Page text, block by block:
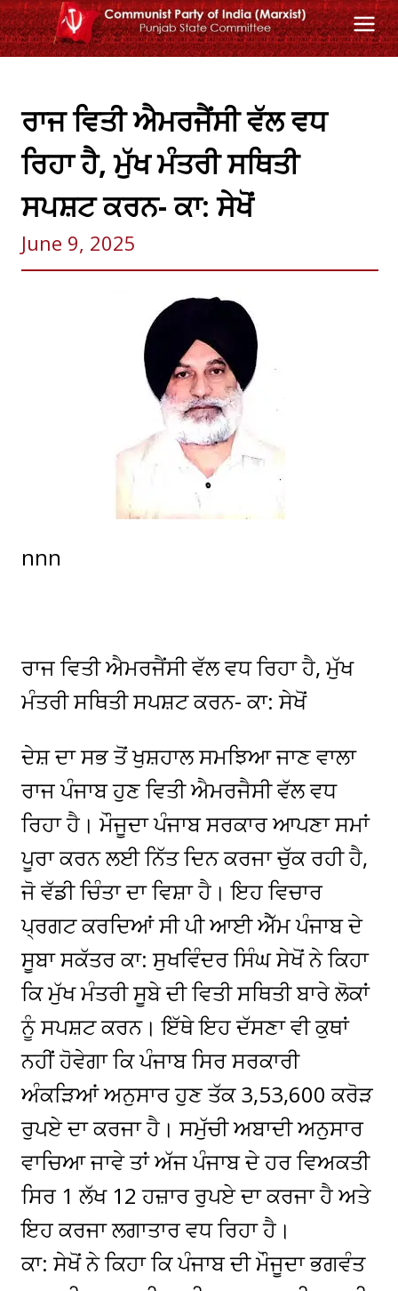
Skip
to
ਰਾਜ ਵਿਤੀ ਐਮਰਜੈਂਸੀ ਵੱਲ ਵਧ
ਰਿਹਾ ਹੈ, ਮੁੱਖ ਮੰਤਰੀ ਸਥਿਤੀ
ਸਪਸ਼ਟ ਕਰਨ- ਕਾ: ਸੇਖੋਂ
June 9, 2025
nnn
ਰਾਜ ਵਿਤੀ ਐਮਰਜੈਂਸੀ ਵੱਲ ਵਧ ਰਿਹਾ ਹੈ, ਮੁੱਖ
ਮੰਤਰੀ ਸਥਿਤੀ ਸਪਸ਼ਟ ਕਰਨ- ਕਾ: ਸੇਖੋਂ
ਦੇਸ਼ ਦਾ ਸਭ ਤੋਂ ਖੁਸ਼ਹਾਲ ਸਮਝਿਆ ਜਾਣ ਵਾਲਾ
ਰਾਜ ਪੰਜਾਬ ਹੁਣ ਵਿਤੀ ਐਮਰਜੈਸੀ ਵੱਲ ਵਧ
ਰਿਹਾ ਹੈ। ਮੌਜੂਦਾ ਪੰਜਾਬ ਸਰਕਾਰ ਆਪਣਾ ਸਮਾਂ
ਪੂਰਾ ਕਰਨ ਲਈ ਨਿੱਤ ਦਿਨ ਕਰਜਾ ਚੁੱਕ ਰਹੀ ਹੈ,
ਜੋ ਵੱਡੀ ਚਿੰਤਾ ਦਾ ਵਿਸ਼ਾ ਹੈ। ਇਹ ਵਿਚਾਰ
ਪ੍ਰਗਟ ਕਰਦਿਆਂ ਸੀ ਪੀ ਆਈ ਐੱਮ ਪੰਜਾਬ ਦੇ
ਸੂਬਾ ਸਕੱਤਰ ਕਾ: ਸੁਖਵਿੰਦਰ ਸਿੰਘ ਸੇਖੋਂ ਨੇ ਕਿਹਾ
ਕਿ ਮੁੱਖ ਮੰਤਰੀ ਸੂਬੇ ਦੀ ਵਿਤੀ ਸਥਿਤੀ ਬਾਰੇ ਲੋਕਾਂ
ਨੂੰ ਸਪਸ਼ਟ ਕਰਨ। ਇੱਥੇ ਇਹ ਦੱਸਣਾ ਵੀ ਕੁਥਾਂ
ਨਹੀਂ ਹੋਵੇਗਾ ਕਿ ਪੰਜਾਬ ਸਿਰ ਸਰਕਾਰੀ
ਅੰਕੜਿਆਂ ਅਨੁਸਾਰ ਹੁਣ ਤੱਕ 3,53,600 ਕਰੋੜ
ਰੁਪਏ ਦਾ ਕਰਜਾ ਹੈ। ਸਮੁੱਚੀ ਅਬਾਦੀ ਅਨੁਸਾਰ
ਵਾਚਿਆ ਜਾਵੇ ਤਾਂ ਅੱਜ ਪੰਜਾਬ ਦੇ ਹਰ ਵਿਅਕਤੀ
ਸਿਰ 1 ਲੱਖ 12 ਹਜ਼ਾਰ ਰੁਪਏ ਦਾ ਕਰਜਾ ਹੈ ਅਤੇ
ਇਹ ਕਰਜਾ ਲਗਾਤਾਰ ਵਧ ਰਿਹਾ ਹੈ।
ਕਾ: ਸੇਖੋਂ ਨੇ ਕਿਹਾ ਕਿ ਪੰਜਾਬ ਦੀ ਮੌਜੂਦਾ ਭਗਵੰਤ